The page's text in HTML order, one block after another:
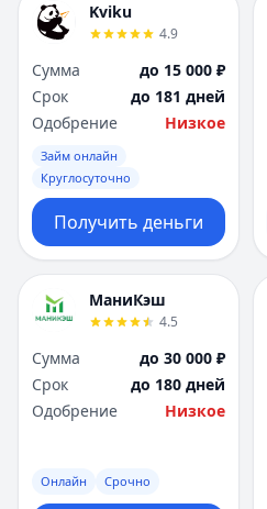
Kviku
4.9
Сумма
до 15 000 ₽
Срок
до 181 дней
Одобрение
Низкое
Займ онлайн
Круглосуточно
Получить деньги
МаниКэш
4.5
Сумма
до 30 000 ₽
Срок
до 180 дней
Одобрение
Низкое
Онлайн Срочно